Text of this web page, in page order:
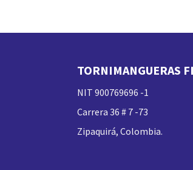
TORNIMANGUERAS
NIT 900769696 -1
Carrera 36 # 7 -73
Zipaquirá, Colombia.